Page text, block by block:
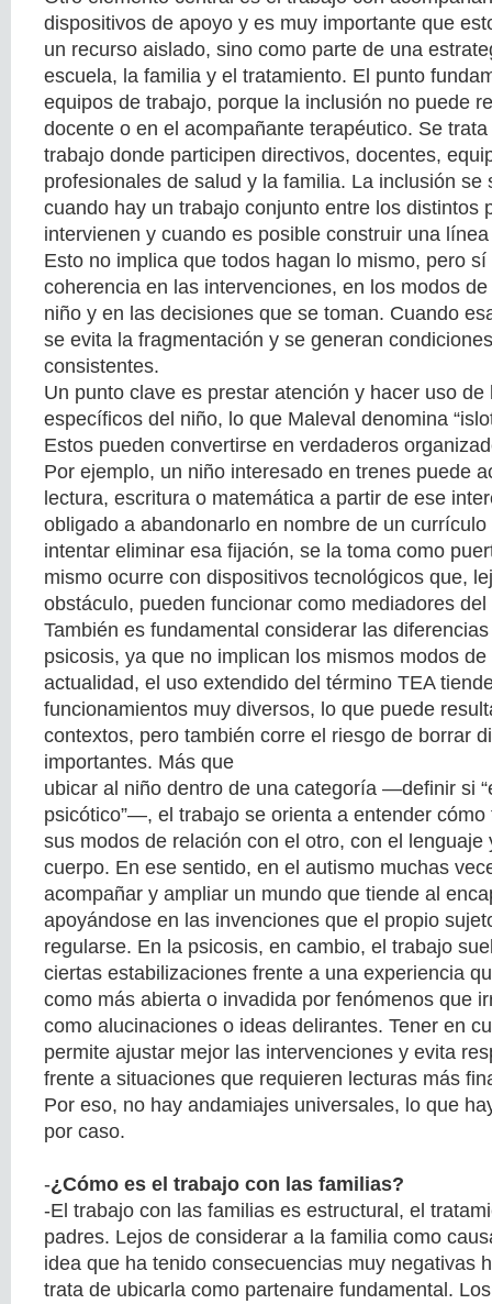
dispositivos de apoyo y es muy importante que
un recurso aislado, sino como parte de una
escuela, la familia y el tratamiento. El punto
equipos de trabajo, porque la inclusión no puede
docente o en el acompañante terapéutico. Se
trabajo donde participen directivos, docentes,
profesionales de salud y la familia. La inclusión se
cuando hay un trabajo conjunto entre los distintos
intervienen y cuando es posible construir una
Esto no implica que todos hagan lo mismo, pero
coherencia en las intervenciones, en los modos
niño y en las decisiones que se toman. Cuando
se evita la fragmentación y se generan
consistentes.
Un punto clave es prestar atención y hacer uso de
específicos del niño, lo que Maleval denomina
Estos pueden convertirse en verdaderos
Por ejemplo, un niño interesado en trenes puede
lectura, escritura o matemática a partir de ese
obligado a abandonarlo en nombre de un
intentar eliminar esa fijación, se la toma como
mismo ocurre con dispositivos tecnológicos que,
obstáculo, pueden funcionar como mediadores del
También es fundamental considerar las
psicosis, ya que no implican los mismos modos
actualidad, el uso extendido del término TEA
funcionamientos muy diversos, lo que puede
contextos, pero también corre el riesgo de borrar
importantes. Más que
ubicar al niño dentro de una categoría —definir si
psicótico”—, el trabajo se orienta a entender
sus modos de relación con el otro, con el lenguaje
cuerpo. En ese sentido, en el autismo muchas
acompañar y ampliar un mundo que tiende al
apoyándose en las invenciones que el propio
regularse. En la psicosis, en cambio, el trabajo
ciertas estabilizaciones frente a una experiencia
como más abierta o invadida por fenómenos que
como alucinaciones o ideas delirantes. Tener en
permite ajustar mejor las intervenciones y evita
frente a situaciones que requieren lecturas más
Por eso, no hay andamiajes universales, lo que
por caso.
-¿Cómo es el trabajo con las familias?
-El trabajo con las familias es estructural, el
padres. Lejos de considerar a la familia como
idea que ha tenido consecuencias muy negativas
trata de ubicarla como partenaire fundamental.